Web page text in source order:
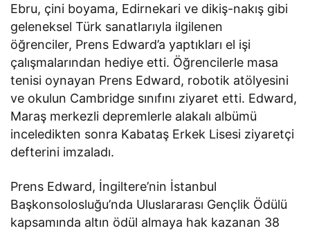
Ebru, çini boyama, Edirnekari ve dikiş-nakış gibi
geleneksel Türk sanatlarıyla ilgilenen
öğrenciler, Prens Edward’a yaptıkları el işi
çalışmalarından hediye etti. Öğrencilerle masa
tenisi oynayan Prens Edward, robotik atölyesini
ve okulun Cambridge sınıfını ziyaret etti. Edward,
Maraş merkezli depremlerle alakalı albümü
inceledikten sonra Kabataş Erkek Lisesi ziyaretçi
defterini imzaladı.
Prens Edward, İngiltere’nin İstanbul
Başkonsolosluğu’nda Uluslararası Gençlik Ödülü
kapsamında altın ödül almaya hak kazanan 38